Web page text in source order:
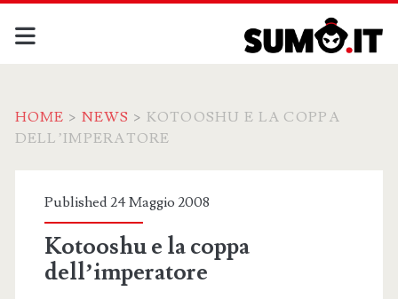
HOME > NEWS > KOTOOSHU E LA COPPA
DELL’IMPERATORE
Published 24 Maggio 2008
Kotooshu e la coppa
dell’imperatore